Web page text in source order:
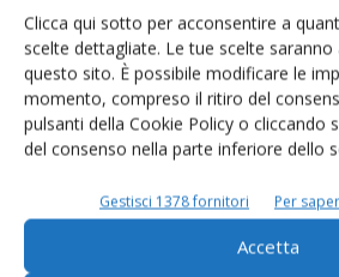
Clicca qui sotto per acconsentire a
scelte dettagliate. Le tue scelte
questo sito. È possibile modificare le
momento, compreso il ritiro del
pulsanti della Cookie Policy o cliccando
del consenso nella parte inferiore dello
Gestisci 1378 fornitori Per
Accetta